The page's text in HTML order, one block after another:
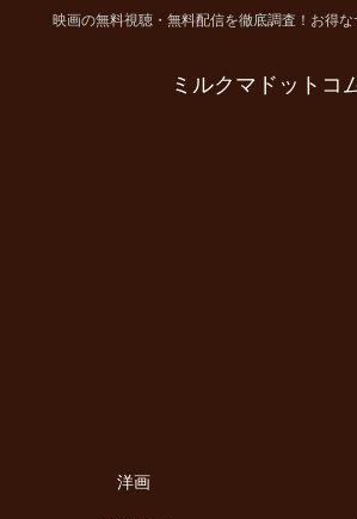
映画の無料視聴・無料配信を徹底調査！お得な
ミルクマドットコ
洋画